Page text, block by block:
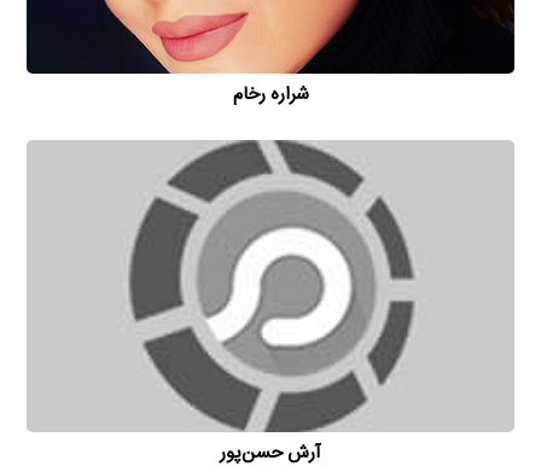
شراره رخام
آرش حسن‌پور